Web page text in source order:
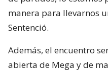
manera para llevarnos
Sentenció.
Además, el encuentro
abierta de Mega y de